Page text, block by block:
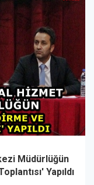
Müdürlüğün
Yapıldı